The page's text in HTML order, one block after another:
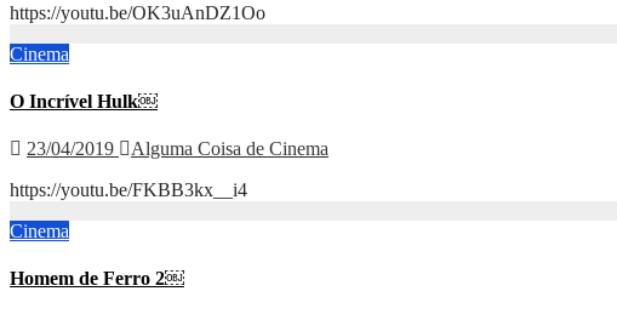
https://youtu.be/OK3uAnDZ1Oo
Cinema
O Incrível Hulk￼
23/04/2019
Alguma Coisa de Cinema
https://youtu.be/FKBB3kx__i4
Cinema
Homem de Ferro 2￼